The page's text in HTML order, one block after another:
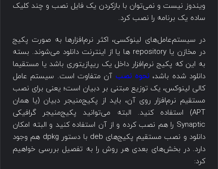
ویندوز نیست و نمی‌توان با بازکردن یک فایل نصب و چند کلیک
ساده یک برنامه را نصب کرد.
در سیستم‌عامل‌های لینوکسی، اکثر نرم‌افزارها به صورت پکیج
در مخازن یا repository ها یا از اینترنت دانلود می‌شوند. بسته
به این که پکیج نرم‌افزار داخل یک ریپازیتوری باشد یا مستقیما
دانلود شده باشد، نحوه نصب آن متفاوت است. سیستم عامل
کالی لینوکس، یک توزیع مبتنی بر دبیان است؛ یعنی برای نصب
مستقیم نرم‌افزار روی آن، باید از پکیج‌منیجر دبیان (یا همان
APT) استفاده کنید. البته می‌توانید پکیج‌منیجر گرافیکی
Synaptic را هم نصب کرده و از آن استفاده کنید و البته امکان
دانلود و نصب مستقیم پکیج‌های deb با دستور dpkg هم وجود
دارد. در بخش‌های بعدی هر روش را به تفصیل بررسی خواهیم
کرد: